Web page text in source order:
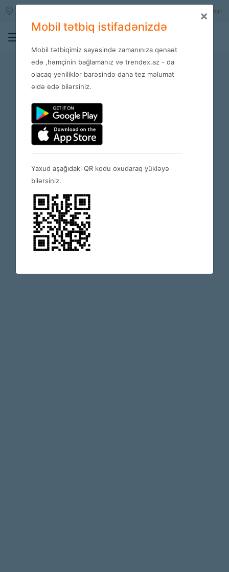
Qeydiyyat
Qaydalar
×
Mobil tətbiq istifadənizdə
Mobil tətbiqimiz sayəsində zamanınıza qənaət
edə ,həmçinin bağlamanız və trendex.az - da
olacaq yeniliklər barəsində daha tez məlumat
əldə edə bilərsiniz.
Yaxud aşağıdakı QR kodu oxudaraq yükləyə
bilərsiniz.